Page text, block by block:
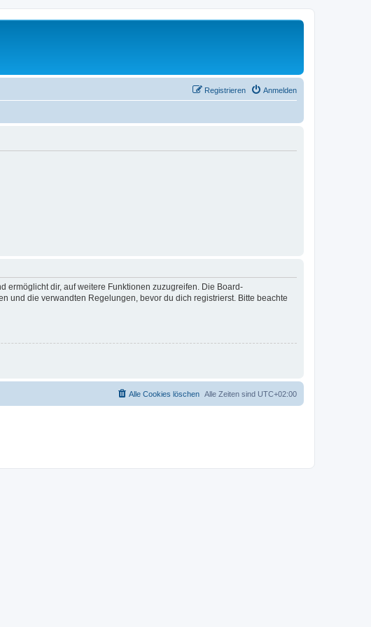
Anmelden
Registrieren
ermöglicht dir, auf weitere Funktionen zuzugreifen. Die Board-
und die verwandten Regelungen, bevor du dich registrierst. Bitte beachte
Alle Zeiten sind UTC+02:00
Alle Cookies löschen